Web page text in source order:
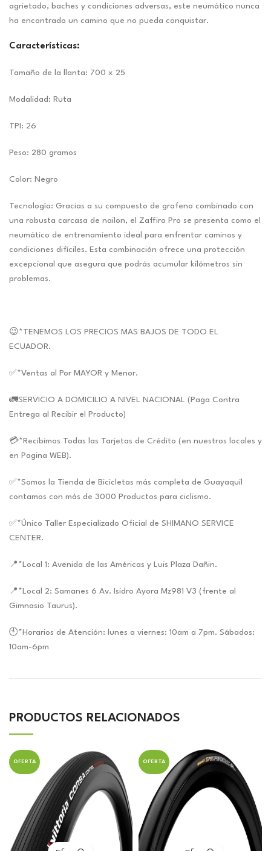
agrietado, baches y condiciones adversas, este neumático nunca
ha encontrado un camino que no pueda conquistar.
Características:
Tamaño de la llanta: 700 x 25
Modalidad: Ruta
TPI: 26
Peso: 280 gramos
Color: Negro
Tecnología: Gracias a su compuesto de grafeno combinado con
una robusta carcasa de nailon, el Zaffiro Pro se presenta como el
neumático de entrenamiento ideal para enfrentar caminos y
condiciones difíciles. Esta combinación ofrece una protección
excepcional que asegura que podrás acumular kilómetros sin
problemas.
😉*TENEMOS LOS PRECIOS MAS BAJOS DE TODO EL
ECUADOR.
✅*Ventas al Por MAYOR y Menor.
🚛SERVICIO A DOMICILIO A NIVEL NACIONAL (Paga Contra
Entrega al Recibir el Producto)
💳*Recibimos Todas las Tarjetas de Crédito (en nuestros locales y
en Pagina WEB).
✅*Somos la Tienda de Bicicletas más completa de Guayaquil
contamos con más de 3000 Productos para ciclismo.
✅*Único Taller Especializado Oficial de SHIMANO SERVICE
CENTER.
📍*Local 1: Avenida de las Américas y Luis Plaza Dañin.
📍*Local 2: Samanes 6 Av. Isidro Ayora Mz981 V3 (frente al
Gimnasio Taurus).
🕙*Horarios de Atención: lunes a viernes: 10am a 7pm. Sábados:
10am-6pm
PRODUCTOS RELACIONADOS
OFERTA OFERTA